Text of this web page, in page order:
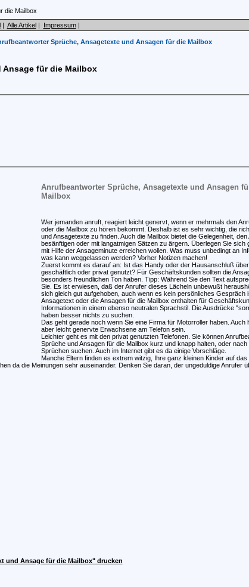
| Alle Artikel| Impressum|
Sprüche, Ansagetexte und Ansagen für die Mailbox
für die Mailbox
Anrufbeantworter Sprüche, Ansagetexte und Ansagen
Mailbox
Wer jemanden anruft, reagiert leicht genervt, wenn er mehrmals den
oder die Mailbox zu hören bekommt. Deshalb ist es sehr wichtig, die
und Ansagetexte zu finden. Auch die Mailbox bietet die Gelegenheit, den
besänftigen oder mit langatmigen Sätzen zu ärgern. Überlegen Sie sich
mit Hilfe der Ansageminute erreichen wollen. Was muss unbedingt an
was kann weggelassen werden? Vorher Notizen machen!
Zuerst kommt es darauf an: Ist das Handy oder der Hausanschluß
geschäftlich oder privat genutzt? Für Geschäftskunden sollten die
besonders freundlichen Ton haben. Tipp: Während Sie den Text
Sie. Es ist erwiesen, daß der Anrufer dieses Lächeln unbewußt
sich gleich gut aufgehoben, auch wenn es kein persönliches Gespräch
Ansagetext oder die Ansagen für die Mailbox enthalten für
Informationen in einem ebenso neutralen Sprachstil. Die Ausdrücke
haben besser nichts zu suchen.
Das geht gerade noch wenn Sie eine Firma für Motorroller haben. Auch
aber leicht genervte Erwachsene am Telefon sein.
Leichter geht es mit den privat genutzten Telefonen. Sie können
Sprüche und Ansagen für die Mailbox kurz und knapp halten, oder nach
Sprüchen suchen. Auch im Internet gibt es da einige Vorschläge.
Manche Eltern finden es extrem witzig, Ihre ganz kleinen Kinder auf das
da die Meinungen sehr auseinander. Denken Sie daran, der ungeduldige Anrufer
und Ansage für die Mailbox" drucken